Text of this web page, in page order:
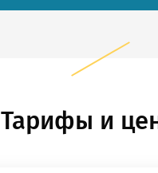
Тарифы и